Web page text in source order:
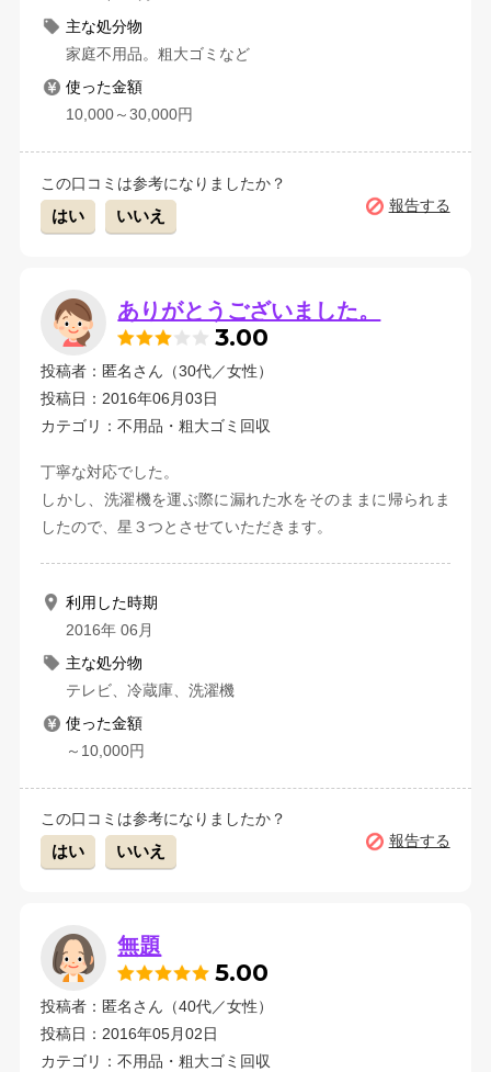
主な処分物
家庭不用品。粗大ゴミなど
使った金額
10,000～30,000円
この口コミは参考になりましたか？
はい いいえ
報告する
ありがとうございました。
3.00
投稿者：匿名さん（30代／女性）
投稿日：2016年06月03日
カテゴリ：不用品・粗大ゴミ回収
丁寧な対応でした。
しかし、洗濯機を運ぶ際に漏れた水をそのままに帰られま
したので、星３つとさせていただきます。
利用した時期
2016年 06月
主な処分物
テレビ、冷蔵庫、洗濯機
使った金額
～10,000円
この口コミは参考になりましたか？
はい いいえ
報告する
無題
5.00
投稿者：匿名さん（40代／女性）
投稿日：2016年05月02日
カテゴリ：不用品・粗大ゴミ回収